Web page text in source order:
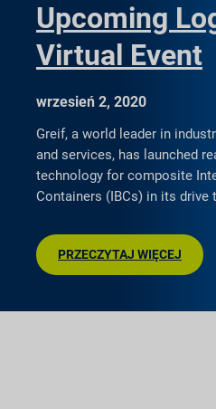
Upcoming
Virtual Event
wrzesień 2, 2020
Greif, a world leader in
and services, has launched
technology for composite
Containers (IBCs) in its drive
PRZECZYTAJ WIĘCEJ